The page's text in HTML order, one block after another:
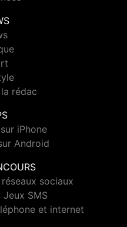
rédac
iPhone
Android
sociaux
Jeux SMS
et internet